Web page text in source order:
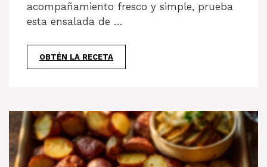
acompañamiento fresco y simple, prueba
esta ensalada de …
OBTÉN LA RECETA